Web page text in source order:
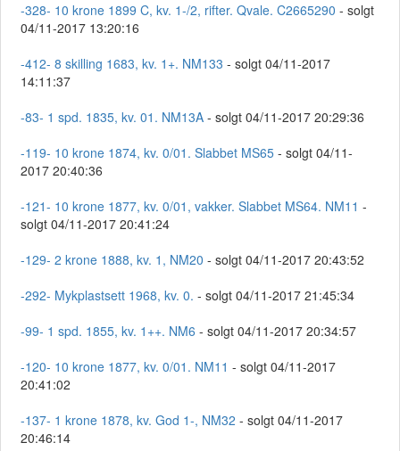
-328- 10 krone 1899 C, kv. 1-/2, rifter. Qvale. C2665290 - solgt
04/11-2017 13:20:16
-412- 8 skilling 1683, kv. 1+. NM133 - solgt 04/11-2017
14:11:37
-83- 1 spd. 1835, kv. 01. NM13A - solgt 04/11-2017 20:29:36
-119- 10 krone 1874, kv. 0/01. Slabbet MS65 - solgt 04/11-
2017 20:40:36
-121- 10 krone 1877, kv. 0/01, vakker. Slabbet MS64. NM11 -
solgt 04/11-2017 20:41:24
-129- 2 krone 1888, kv. 1, NM20 - solgt 04/11-2017 20:43:52
-292- Mykplastsett 1968, kv. 0. - solgt 04/11-2017 21:45:34
-99- 1 spd. 1855, kv. 1++. NM6 - solgt 04/11-2017 20:34:57
-120- 10 krone 1877, kv. 0/01. NM11 - solgt 04/11-2017
20:41:02
-137- 1 krone 1878, kv. God 1-, NM32 - solgt 04/11-2017
20:46:14